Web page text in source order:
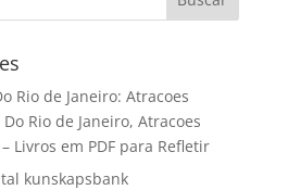
Rio de Janeiro: Atracoes
Rio de Janeiro, Atracoes
Livros em PDF para Refletir
kunskapsbank